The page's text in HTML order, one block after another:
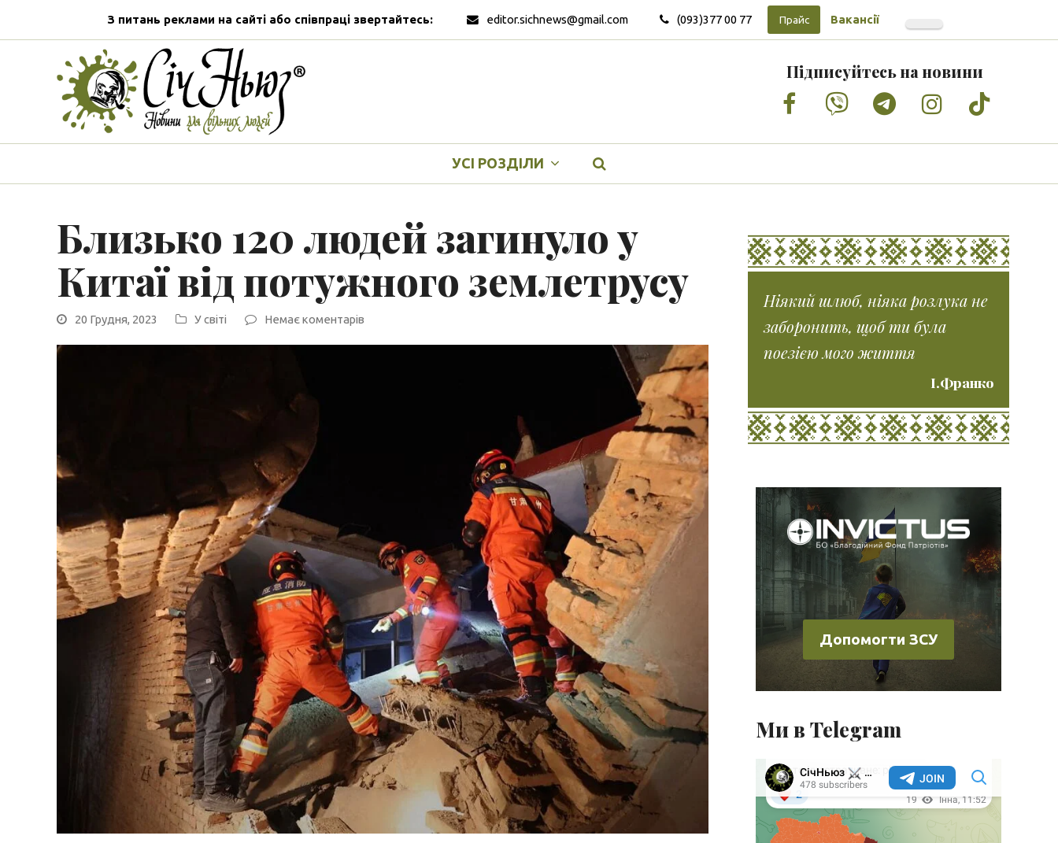
З питань реклами на сайті або співпраці звертайтесь: editor.sichnews@gmail.com (093)377 00 77 Прайс Вакансії
Підписуйтесь на новини
Facebook
VimeoTumblrInstagram
Tiktok
УСІ РОЗДІЛИ
Близько 120 людей загинуло у
Китаї від потужного землетрусу
20 Грудня, 2023 У світі Немає коментарів
Ніякий шлюб, ніяка розлука не
заборонить, щоб ти була
поезією мого життя
І.Франко
Допомогти ЗСУ
Ми в Telegram